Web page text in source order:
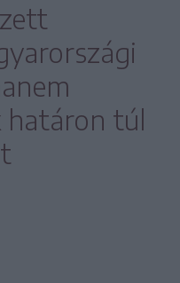
határon túl